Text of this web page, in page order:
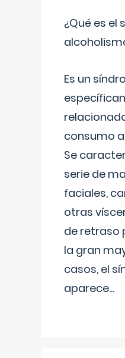
¿Qué es el
Es un
consumo
Se
serie de
faciales,
otras
de retraso
la gran
casos, el
aparece...